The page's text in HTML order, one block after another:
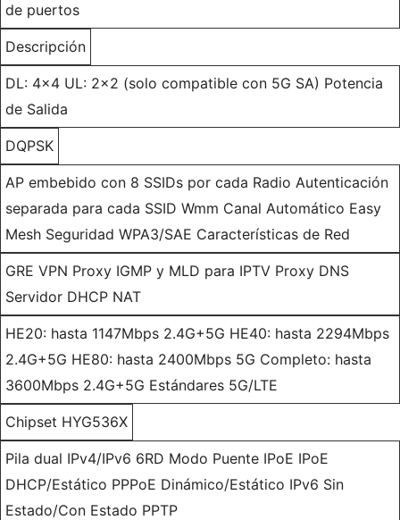
de puertos
Descripción
DL: 4x4 UL: 2x2 (solo compatible con 5G SA) Potencia
de Salida
DQPSK
AP embebido con 8 SSIDs por cada Radio Autenticación
separada para cada SSID Wmm Canal Automático Easy
Mesh Seguridad WPA3/SAE Características de Red
GRE VPN Proxy IGMP y MLD para IPTV Proxy DNS
Servidor DHCP NAT
HE20: hasta 1147Mbps 2.4G+5G HE40: hasta 2294Mbps
2.4G+5G HE80: hasta 2400Mbps 5G Completo: hasta
3600Mbps 2.4G+5G Estándares 5G/LTE
Chipset HYG536X
Pila dual IPv4/IPv6 6RD Modo Puente IPoE IPoE
DHCP/Estático PPPoE Dinámico/Estático IPv6 Sin
Estado/Con Estado PPTP